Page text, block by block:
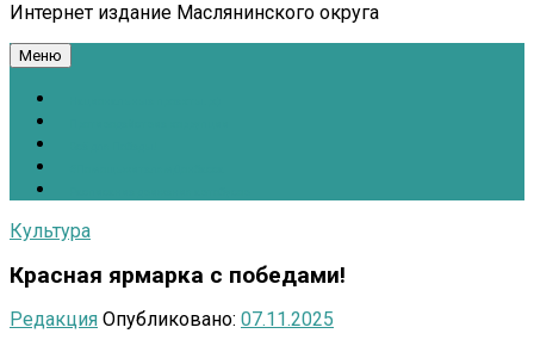
Интернет издание Маслянинского округа
Меню
Культура
Красная ярмарка с победами!
Редакция Опубликовано: 07.11.2025